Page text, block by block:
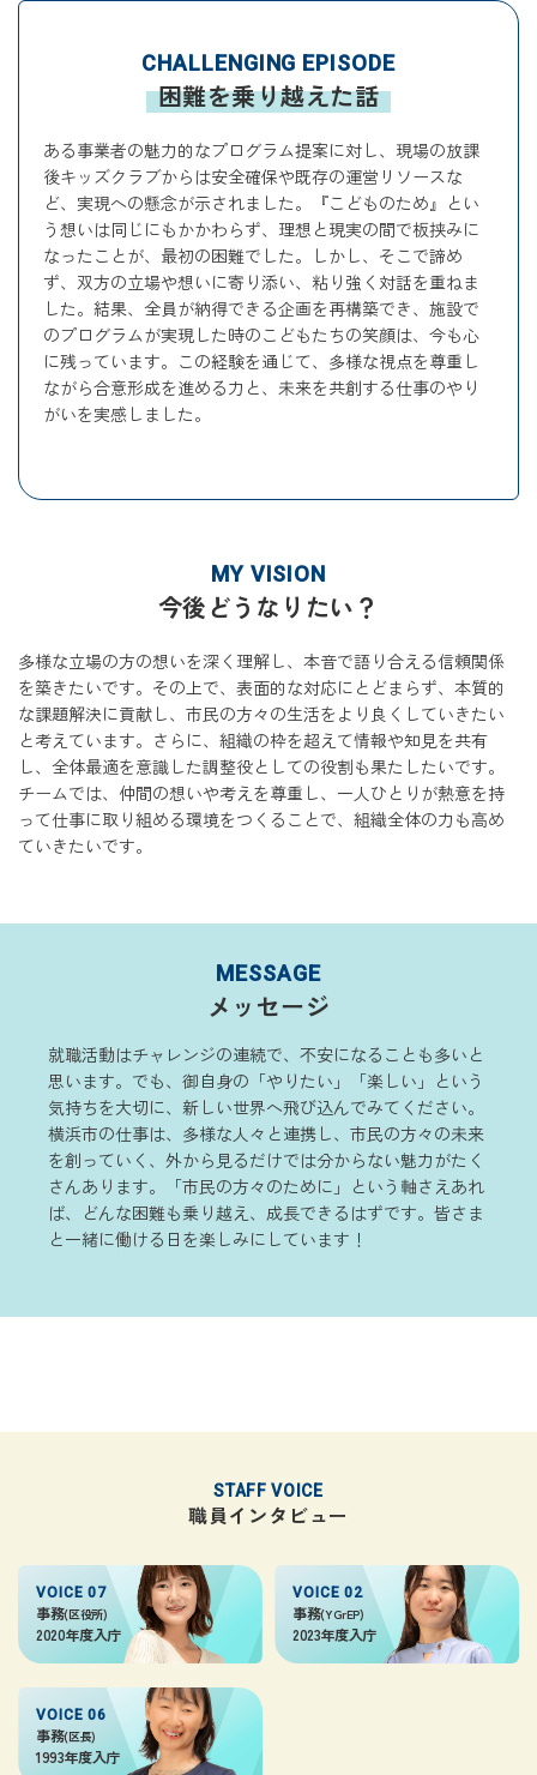
CHALLENGING EPISODE
困難を乗り越えた話
ある事業者の魅力的なプログラム提案に対し、現場の放課
後キッズクラブからは安全確保や既存の運営リソースな
ど、実現への懸念が示されました。『こどものため』とい
う想いは同じにもかかわらず、理想と現実の間で板挟みに
なったことが、最初の困難でした。しかし、そこで諦め
ず、双方の立場や想いに寄り添い、粘り強く対話を重ねま
した。結果、全員が納得できる企画を再構築でき、施設で
のプログラムが実現した時のこどもたちの笑顔は、今も心
に残っています。この経験を通じて、多様な視点を尊重し
ながら合意形成を進める力と、未来を共創する仕事のやり
がいを実感しました。
MY VISION
今後どうなりたい？
多様な立場の方の想いを深く理解し、本音で語り合える信頼関係
を築きたいです。その上で、表面的な対応にとどまらず、本質的
な課題解決に貢献し、市民の方々の生活をより良くしていきたい
と考えています。さらに、組織の枠を超えて情報や知見を共有
し、全体最適を意識した調整役としての役割も果たしたいです。
チームでは、仲間の想いや考えを尊重し、一人ひとりが熱意を持
って仕事に取り組める環境をつくることで、組織全体の力も高め
ていきたいです。
MESSAGE
メッセージ
就職活動はチャレンジの連続で、不安になることも多いと
思います。でも、御自身の「やりたい」「楽しい」という
気持ちを大切に、新しい世界へ飛び込んでみてください。
横浜市の仕事は、多様な人々と連携し、市民の方々の未来
を創っていく、外から見るだけでは分からない魅力がたく
さんあります。「市民の方々のために」という軸さえあれ
ば、どんな困難も乗り越え、成長できるはずです。皆さま
と一緒に働ける日を楽しみにしています！
STAFF VOICE
職員インタビュー
VOICE 07
事務(区役所)
2020年度入庁
VOICE 02
事務(YGrEP)
2023年度入庁
VOICE 06
事務(区長)
1993年度入庁